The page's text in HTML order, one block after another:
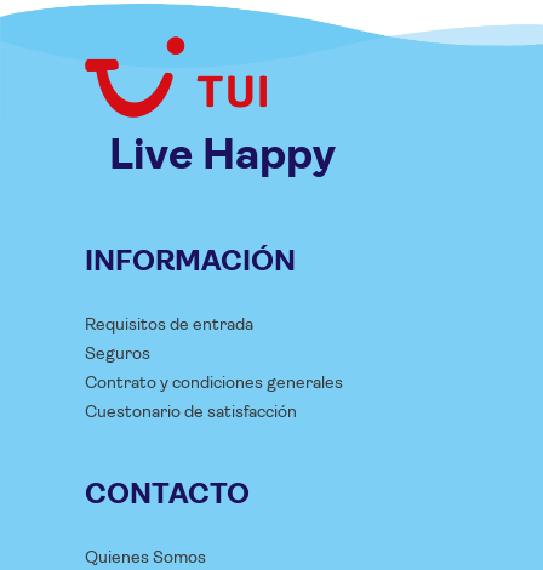
Live Happy
INFORMACIÓN
Requisitos de entrada
Seguros
Contrato y condiciones generales
Cuestonario de satisfacción
CONTACTO
Quienes Somos